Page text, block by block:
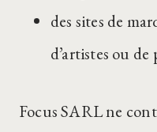
des sites de
d’artistes ou de
Focus SARL ne